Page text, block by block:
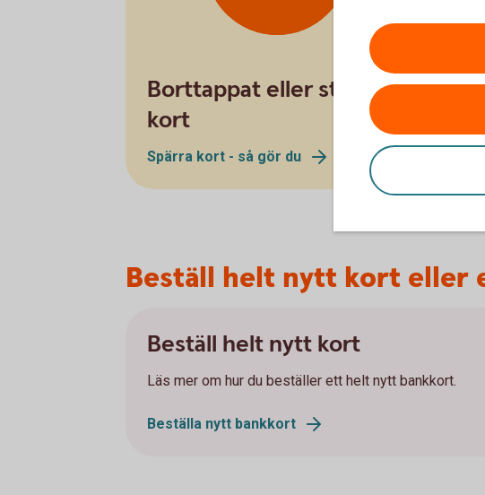
Borttappat eller stulet
kort
Spärra kort - så gör du
Beställ helt nytt kort eller
Beställ helt nytt kort
Läs mer om hur du beställer ett helt nytt bankkort.
Beställa nytt bankkort